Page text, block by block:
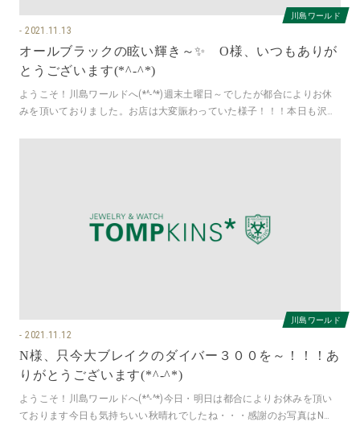
川島ワールド
2021.11.13
オールブラックの眩い輝き～✨ O様、いつもありが
とうございます(*^-^*)
ようこそ！川島ワールドへ(*^-^*)週末土曜日～でしたが都合によりお休
みを頂いておりました。お店は大変賑わっていた様子！！！本日も沢山
川島ワールド
2021.11.12
N様、只今大ブレイクのダイバー３００を～！！！あ
りがとうございます(*^-^*)
ようこそ！川島ワールドへ(*^-^*)今日・明日は都合によりお休みを頂い
ております今日も気持ちいい秋晴れでしたね・・・感謝のお写真はN